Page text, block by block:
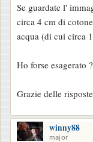
s
s
a
g
o
Se guardate l'
circa 4 cm di
acqua (di cui circa
Ho forse esagerato
Grazie delle risposte
winny88
major